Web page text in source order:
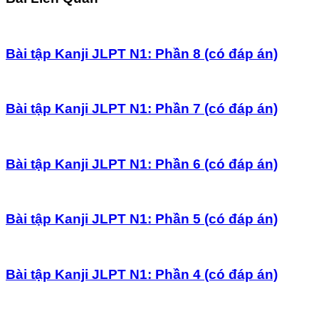
Bài tập Kanji JLPT N1: Phần 8 (có đáp án)
Bài tập Kanji JLPT N1: Phần 7 (có đáp án)
Bài tập Kanji JLPT N1: Phần 6 (có đáp án)
Bài tập Kanji JLPT N1: Phần 5 (có đáp án)
Bài tập Kanji JLPT N1: Phần 4 (có đáp án)